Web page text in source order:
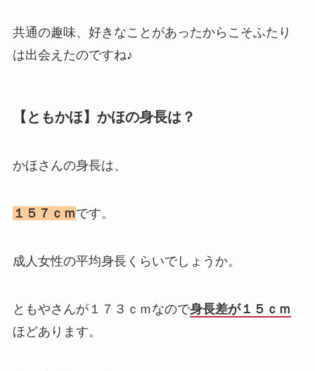
共通の趣味、好きなことがあったからこそふたり
は出会えたのですね♪
【ともかほ】かほの身長は？
かほさんの身長は、
１５７ｃｍです。
成人女性の平均身長くらいでしょうか。
ともやさんが１７３ｃｍなので身長差が１５ｃｍ
ほどあります。